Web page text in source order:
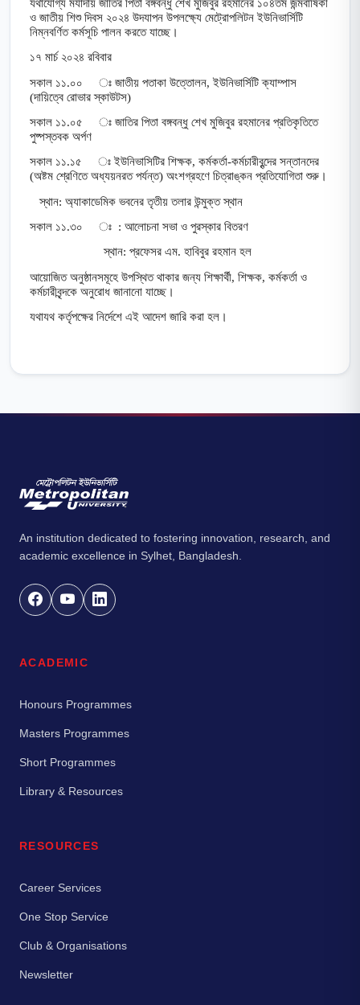
যথাযোগ্য মর্যাদায় জাতির পিতা বঙ্গবন্ধু শেখ মুজিবুর রহমানের ১০৪তম জন্মবার্ষিকী
ও জাতীয় শিশু দিবস ২০২৪ উদযাপন উপলক্ষ্যে মেট্রোপলিটন ইউনিভার্সিটি
নিম্নবর্ণিত কর্মসূচি পালন করতে যাচ্ছে।
১৭ মার্চ ২০২৪ রবিবার
সকাল ১১.০০ ঃ জাতীয় পতাকা উত্তোলন, ইউনিভার্সিটি ক্যাম্পাস
(দায়িত্বে রোভার স্কাউটস)
সকাল ১১.০৫ ঃ জাতির পিতা বঙ্গবন্ধু শেখ মুজিবুর রহমানের প্রতিকৃতিতে
পুষ্পস্তবক অর্পণ
সকাল ১১.১৫ ঃ ইউনিভাসিটির শিক্ষক, কর্মকর্তা-কর্মচারীবৃন্দের সন্তানদের
(অষ্টম শ্রেণিতে অধ্যয়নরত পর্যন্ত) অংশগ্রহণে চিত্রাঙ্কন প্রতিযোগিতা শুরু।
স্থান: অ্যাকাডেমিক ভবনের তৃতীয় তলার উন্মুক্ত স্থান
সকাল ১১.৩০ ঃ : আলোচনা সভা ও পুরস্কার বিতরণ
স্থান: প্রফেসর এম. হাবিবুর রহমান হল
আয়োজিত অনুষ্ঠানসমূহে উপস্থিত থাকার জন্য শিক্ষার্থী, শিক্ষক, কর্মকর্তা ও
কর্মচারীবৃন্দকে অনুরোধ জানানো যাচ্ছে।
যথাযথ কর্তৃপক্ষের নির্দেশে এই আদেশ জারি করা হল।
An institution dedicated to fostering innovation, research, and
academic excellence in Sylhet, Bangladesh.
ACADEMIC
Honours Programmes
Masters Programmes
Short Programmes
Library & Resources
RESOURCES
Career Services
One Stop Service
Club & Organisations
Newsletter